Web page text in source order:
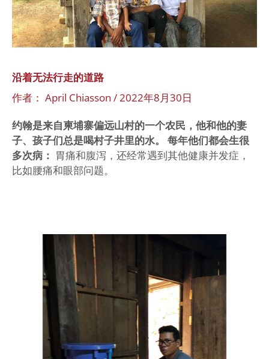
沿着无法行走的道路
作者： April Chiasson /2022年8月30日
约翰是来自柬埔寨偏远山村的一个农民，他和他的妻
子、孩子们总是喝村子井里的水。 每年他们都会生很
多次病： 胃痛和腹泻，还经常遇到其他健康并发症，
比如腰痛和眼部问题。
路